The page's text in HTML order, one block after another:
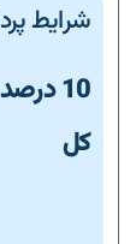
شرایط
10
کل